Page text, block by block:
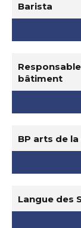
Barista
bâtiment
BP arts de
Langue des